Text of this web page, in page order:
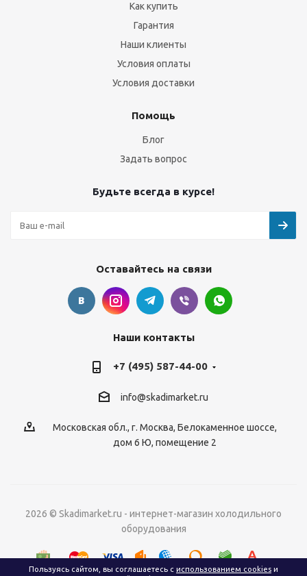
Пользуясь сайтом, вы соглашаетесь с использованием cookies и
Как купить
Гарантия
Наши клиенты
Условия оплаты
Условия доставки
Помощь
Блог
Задать вопрос
Будьте всегда в курсе!
Оставайтесь на связи
Наши контакты
+7 (495) 587-44-00
info@skadimarket.ru
Московская обл., г. Москва, Белокаменное шоссе,
дом 6 Ю, помещение 2
2026 © Skadimarket.ru - интернет-магазин холодильного
оборудования